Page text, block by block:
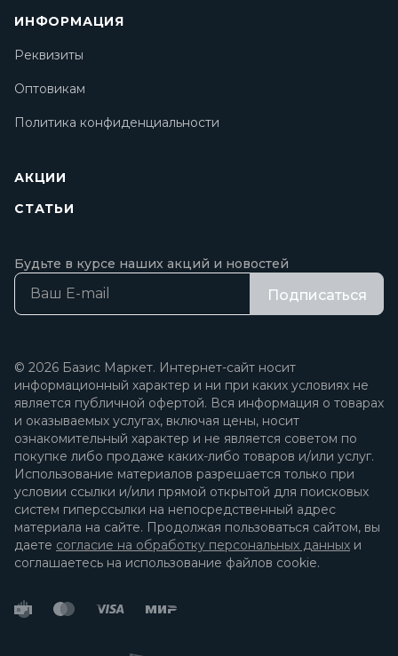
ИНФОРМАЦИЯ
Реквизиты
Оптовикам
Политика конфиденциальности
АКЦИИ
СТАТЬИ
Будьте в курсе наших акций и новостей
Подписаться
© 2026 Базис Маркет. Интернет-сайт носит
информационный характер и ни при каких условиях не
является публичной офертой. Вся информация о товарах
и оказываемых услугах, включая цены, носит
ознакомительный характер и не является советом по
покупке либо продаже каких-либо товаров и/или услуг.
Использование материалов разрешается только при
условии ссылки и/или прямой открытой для поисковых
систем гиперссылки на непосредственный адрес
материала на сайте. Продолжая пользоваться сайтом, вы
даете согласие на обработку персональных данных и
соглашаетесь на использование файлов cookie.